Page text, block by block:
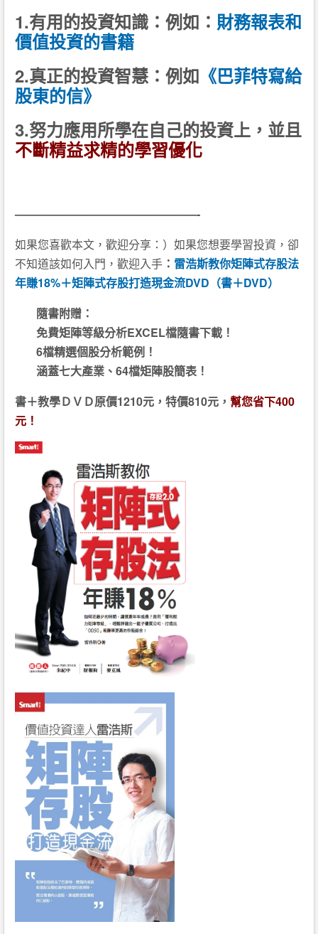
1.有用的投資知識：例如： 財務報表和
價值投資的書籍
2.真正的投資智慧：例如 《巴菲特寫給
股東的信》
3.努力應用所學在自己的投資上，並且
不斷精益求精的學習優化
————————————————-
如果您喜歡本文，歡迎分享：）如果您想要學習投資，卻
不知道該如何入門，歡迎入手 ： 雷浩斯教你矩陣式存股法
年賺18%＋矩陣式存股打造現金流DVD（書＋DVD）
隨書附贈：
免費矩陣等級分析EXCEL檔隨書下載！
6檔精選個股分析範例！
涵蓋七大產業、64檔矩陣股簡表！
書＋教學ＤＶＤ原價1210元，特價810元， 幫您省下400
元！